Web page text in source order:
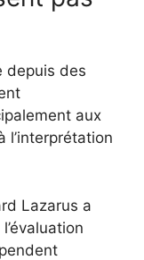
depuis des
aux
l’interprétation
Lazarus a